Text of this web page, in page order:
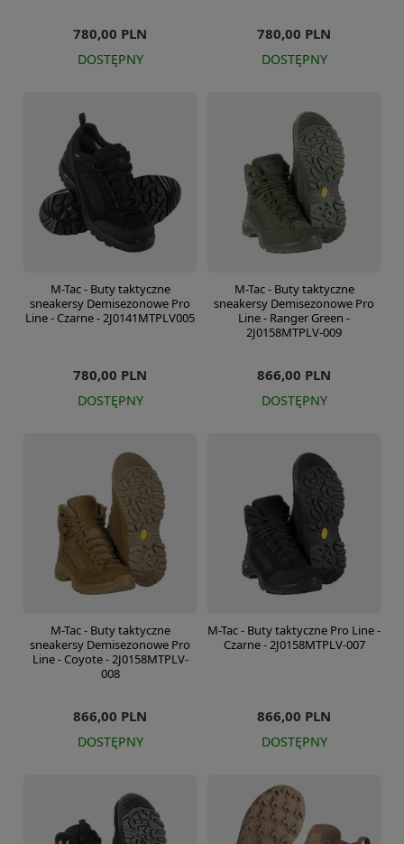
780,00 PLN
DOSTĘPNY
780,00 PLN
DOSTĘPNY
M-Tac - Buty taktyczne
sneakersy Demisezonowe Pro
Line - Czarne - 2J0141MTPLV005
780,00 PLN
DOSTĘPNY
M-Tac - Buty taktyczne
sneakersy Demisezonowe Pro
Line - Ranger Green -
2J0158MTPLV-009
866,00 PLN
DOSTĘPNY
M-Tac - Buty taktyczne
sneakersy Demisezonowe Pro
Line - Coyote - 2J0158MTPLV-
008
866,00 PLN
DOSTĘPNY
M-Tac - Buty taktyczne Pro Line -
Czarne - 2J0158MTPLV-007
866,00 PLN
DOSTĘPNY